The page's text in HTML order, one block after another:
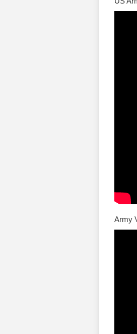
Army